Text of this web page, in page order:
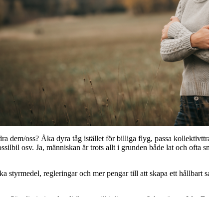
dem/oss? Åka dyra tåg istället för billiga flyg, passa
osv. Ja, människan är trots allt i grunden både lat och ofta
styrmedel, regleringar och mer pengar till att skapa ett hållbart